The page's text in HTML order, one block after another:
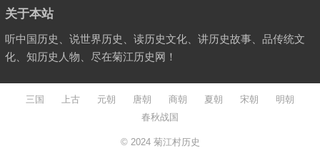
关于本站
听中国历史、说世界历史、读历史文化、讲历史故事、品传统文
化、知历史人物、尽在菊江历史网！
三国 上古 元朝 唐朝 商朝 夏朝 宋朝
明朝
春秋战国
© 2024 菊江村历史